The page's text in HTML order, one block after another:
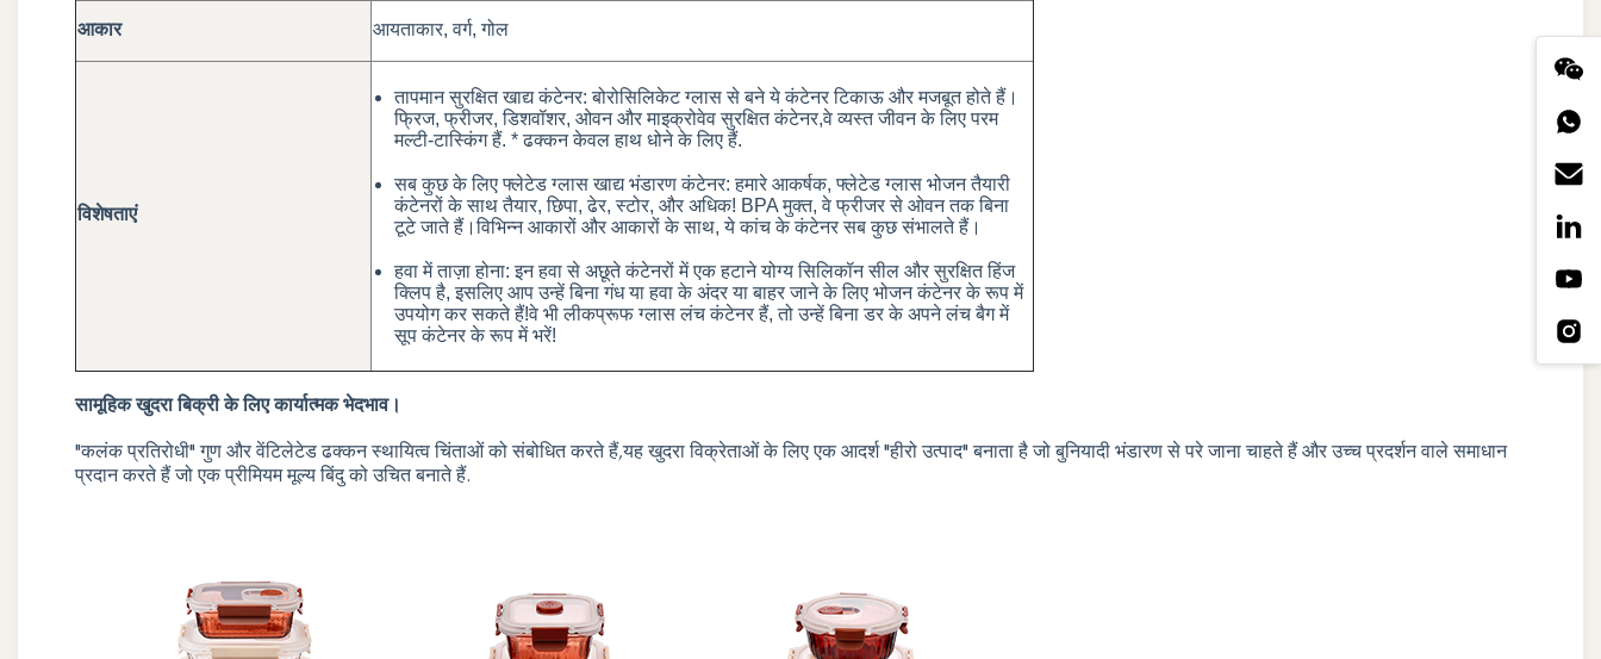
आकार आयताकार, वर्ग, गोल
विशेषताएं
तापमान सुरक्षित खाद्य कंटेनर: बोरोसिलिकेट ग्लास से बने ये कंटेनर टिकाऊ और मजबूत होते हैं।
फ्रिज, फ्रीजर, डिशवॉशर, ओवन और माइक्रोवेव सुरक्षित कंटेनर,वे व्यस्त जीवन के लिए परम
मल्टी-टास्किंग हैं. * ढक्कन केवल हाथ धोने के लिए हैं.
सब कुछ के लिए फ्लेटेड ग्लास खाद्य भंडारण कंटेनर: हमारे आकर्षक, फ्लेटेड ग्लास भोजन तैयारी
कंटेनरों के साथ तैयार, छिपा, ढेर, स्टोर, और अधिक! BPA मुक्त, वे फ्रीजर से ओवन तक बिना
टूटे जाते हैं।विभिन्न आकारों और आकारों के साथ, ये कांच के कंटेनर सब कुछ संभालते हैं।
हवा में ताज़ा होना: इन हवा से अछूते कंटेनरों में एक हटाने योग्य सिलिकॉन सील और सुरक्षित हिंज
क्लिप है, इसलिए आप उन्हें बिना गंध या हवा के अंदर या बाहर जाने के लिए भोजन कंटेनर के रूप में
उपयोग कर सकते हैं!वे भी लीकप्रूफ ग्लास लंच कंटेनर हैं, तो उन्हें बिना डर के अपने लंच बैग में
सूप कंटेनर के रूप में भरें!
सामूहिक खुदरा बिक्री के लिए कार्यात्मक भेदभाव।
"कलंक प्रतिरोधी" गुण और वेंटिलेटेड ढक्कन स्थायित्व चिंताओं को संबोधित करते हैं,यह खुदरा विक्रेताओं के लिए एक आदर्श "हीरो उत्पाद" बनाता है जो बुनियादी भंडारण से परे जाना चाहते हैं और उच्च प्रदर्शन वाले समाधान
प्रदान करते हैं जो एक प्रीमियम मूल्य बिंदु को उचित बनाते हैं.